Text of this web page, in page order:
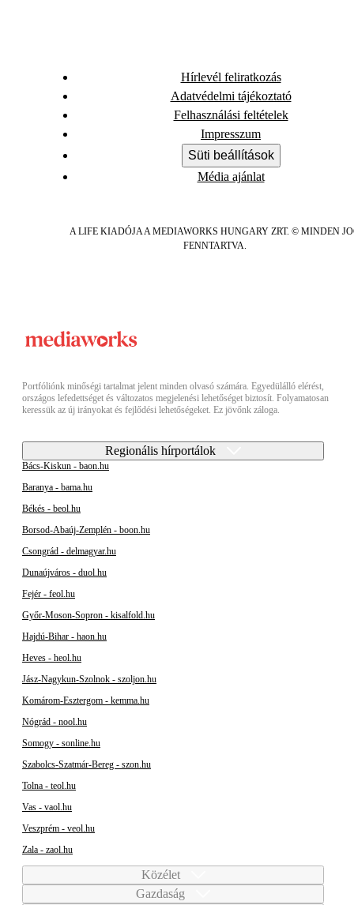
Hírlevél feliratkozás
Adatvédelmi tájékoztató
Felhasználási feltételek
Impresszum
Süti beállítások
Média ajánlat
A LIFE KIADÓJA A MEDIAWORKS HUNGARY ZRT. © MINDEN
FENNTARTVA.
Portfóliónk minőségi tartalmat jelent minden olvasó számára. Egyedülálló elérést,
országos lefedettséget és változatos megjelenési lehetőséget biztosít. Folyamatosan
keressük az új irányokat és fejlődési lehetőségeket. Ez jövőnk záloga.
Regionális hírportálok
Bács-Kiskun - baon.hu
Baranya - bama.hu
Békés - beol.hu
Borsod-Abaúj-Zemplén - boon.hu
Csongrád - delmagyar.hu
Dunaújváros - duol.hu
Fejér - feol.hu
Győr-Moson-Sopron - kisalfold.hu
Hajdú-Bihar - haon.hu
Heves - heol.hu
Jász-Nagykun-Szolnok - szoljon.hu
Komárom-Esztergom - kemma.hu
Nógrád - nool.hu
Somogy - sonline.hu
Szabolcs-Szatmár-Bereg - szon.hu
Tolna - teol.hu
Vas - vaol.hu
Veszprém - veol.hu
Zala - zaol.hu
Közélet
Gazdaság